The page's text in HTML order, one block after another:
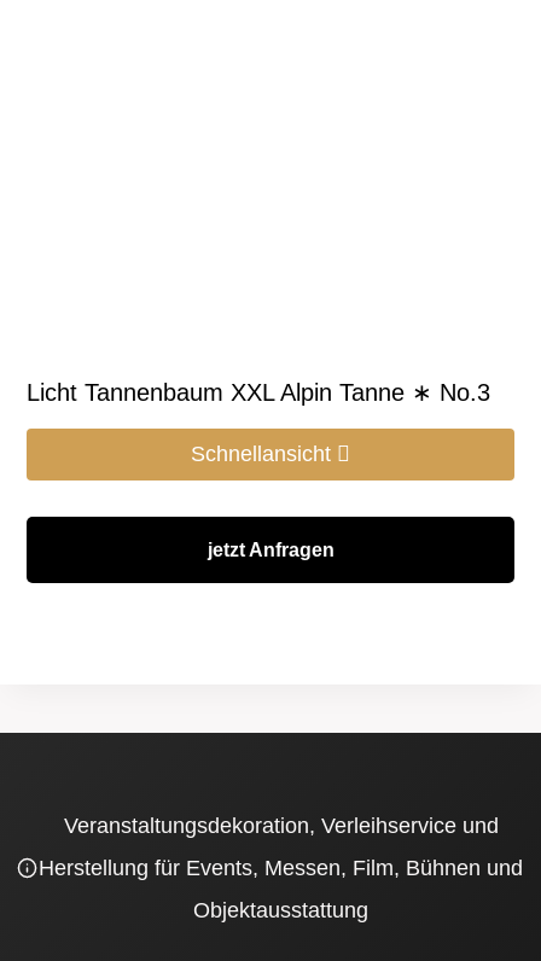
Licht Tannenbaum XXL Alpin Tanne ∗ No.3
Schnellansicht
jetzt Anfragen
Veranstaltungsdekoration, Verleihservice und
Herstellung für Events, Messen, Film, Bühnen und
Objektausstattung